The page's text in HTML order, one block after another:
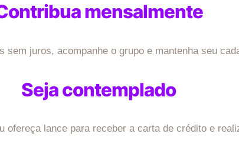
mensalmente
sem juros, acompanhe o grupo e mantenha seu
Seja contemplado
ofereça lance para receber a carta de crédito e